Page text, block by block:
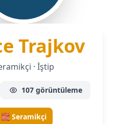
Trajkov—
· İştip
107 görüntüleme
🧱 Seramikçi